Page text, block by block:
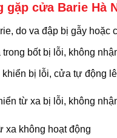
cửa Barie Hà
do va đập bị gẫy hoặc
bốt bị lỗi, không
khiển bị lỗi, cửa tự động
từ xa bị lỗi, không
xa không hoạt động